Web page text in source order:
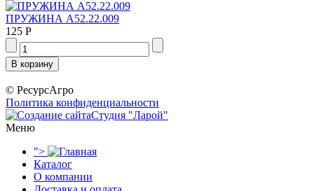
ПРУЖИНА А52.22.009
125 Р
© РесурсАгро
Политика конфиденциальности
Студия "Ларой"
Меню
">
Каталог
О компании